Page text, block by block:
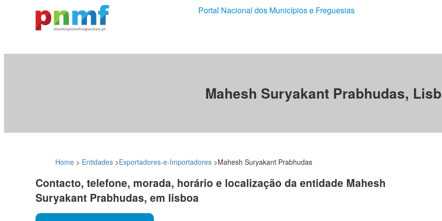
Portal Nacional dos Municípios e Freguesias
Mahesh Suryakant Prabhudas,
Home > Entidades >Exportadores-e-Importadores >Mahesh Suryakant Prabhudas
Contacto, telefone, morada, horário e localização da entidade Mahesh
Suryakant Prabhudas, em lisboa